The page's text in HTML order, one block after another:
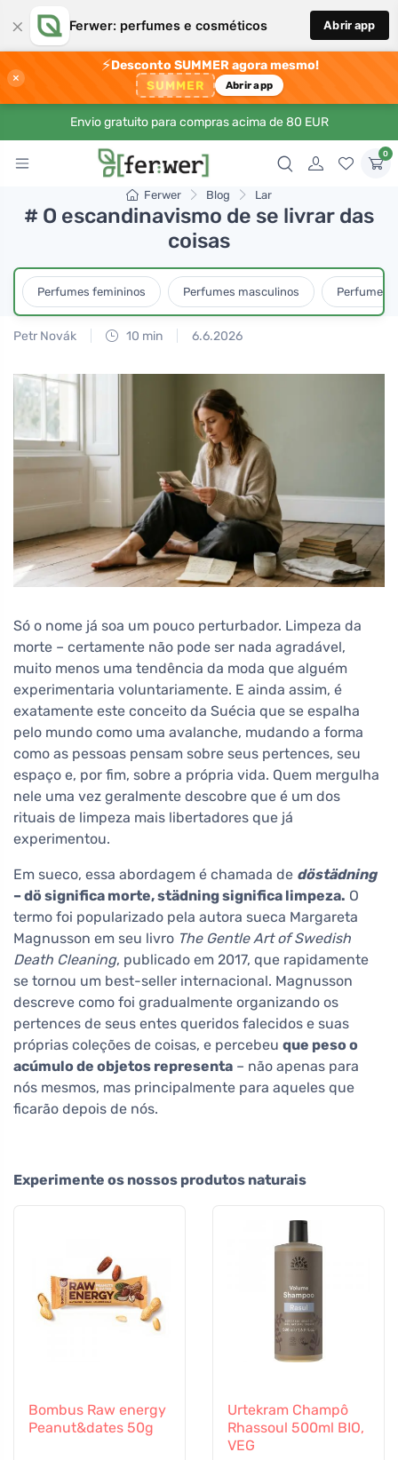
× Ferwer: perfumes e cosméticos Abrir app
×
⚡Desconto SUMMER agora mesmo!
SUMMER Abrir app
Envio gratuito para compras acima de 80 EUR
0
Ferwer Blog Lar
# O escandinavismo de se livrar das
coisas
Perfumes femininos Perfumes masculinos Perfumes
Petr Novák 10 min 6.6.2026
Só o nome já soa um pouco perturbador. Limpeza da
morte – certamente não pode ser nada agradável,
muito menos uma tendência da moda que alguém
experimentaria voluntariamente. E ainda assim, é
exatamente este conceito da Suécia que se espalha
pelo mundo como uma avalanche, mudando a forma
como as pessoas pensam sobre seus pertences, seu
espaço e, por fim, sobre a própria vida. Quem mergulha
nele uma vez geralmente descobre que é um dos
rituais de limpeza mais libertadores que já
experimentou.
Em sueco, essa abordagem é chamada de döstädning
– dö significa morte, städning significa limpeza. O
termo foi popularizado pela autora sueca Margareta
Magnusson em seu livro The Gentle Art of Swedish
Death Cleaning, publicado em 2017, que rapidamente
se tornou um best-seller internacional. Magnusson
descreve como foi gradualmente organizando os
pertences de seus entes queridos falecidos e suas
próprias coleções de coisas, e percebeu que peso o
acúmulo de objetos representa – não apenas para
nós mesmos, mas principalmente para aqueles que
ficarão depois de nós.
Experimente os nossos produtos naturais
Bombus Raw energy
Peanut&dates 50g
Urtekram Champô
Rhassoul 500ml BIO,
VEG